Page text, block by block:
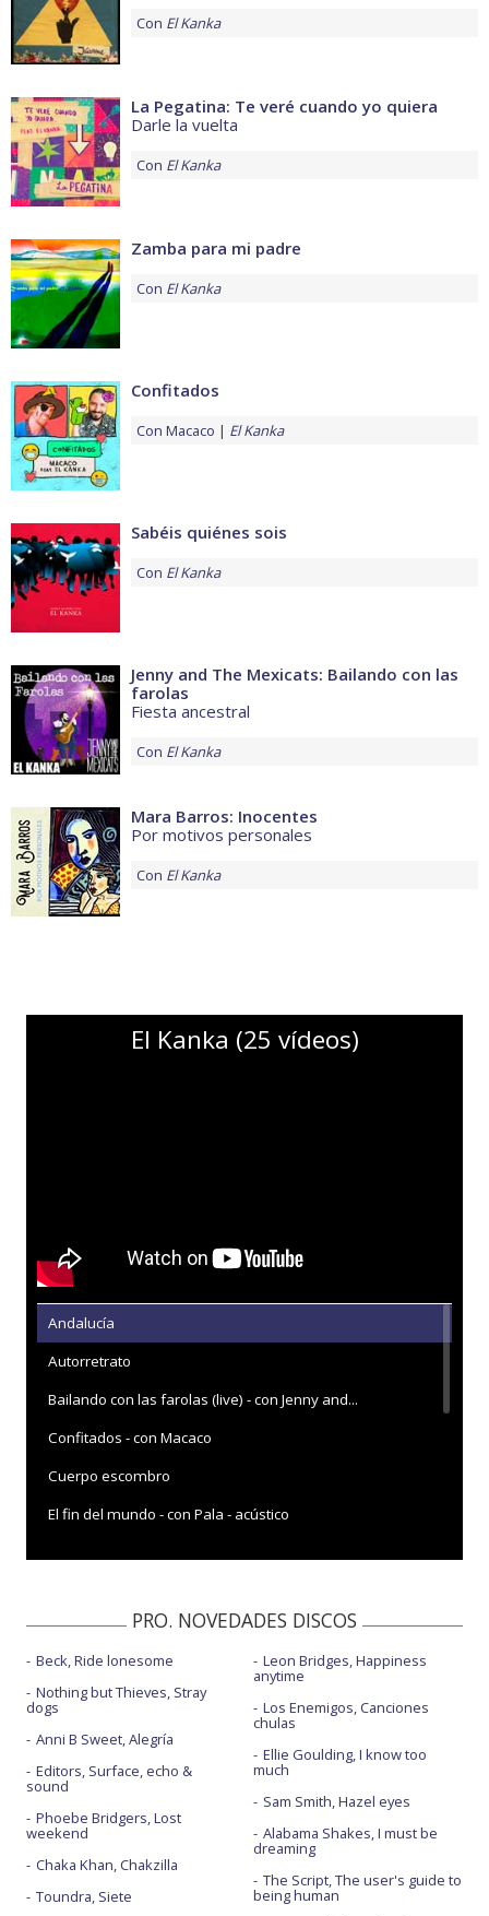
Con El Kanka
La Pegatina: Te veré cuando yo quiera
Darle la vuelta
Con El Kanka
Zamba para mi padre
Con El Kanka
Confitados
Con Macaco El Kanka
Sabéis quiénes sois
Con El Kanka
Jenny and The Mexicats: Bailando con las
farolas
Fiesta ancestral
Con El Kanka
Mara Barros: Inocentes
Por motivos personales
Con El Kanka
El Kanka (25 vídeos)
Andalucía
Autorretrato
Bailando con las farolas (live) - con Jenny and...
Confitados - con Macaco
Cuerpo escombro
El fin del mundo - con Pala - acústico
Limón - con Roy Borland
Me gustas - con Zenet
No se dice suerte
O algo
Para vivir - con Silvana Estrada
Payaso
Pensando en ti
Por tu olor - Abierto hasta las 2
PRO. NOVEDADES DISCOS
Beck, Ride lonesome
Nothing but Thieves, Stray
dogs
Anni B Sweet, Alegría
Editors, Surface, echo &
sound
Phoebe Bridgers, Lost
weekend
Chaka Khan, Chakzilla
Toundra, Siete
Leon Bridges, Happiness
anytime
Los Enemigos, Canciones
chulas
Ellie Goulding, I know too
much
Sam Smith, Hazel eyes
Alabama Shakes, I must be
dreaming
The Script, The user's guide to
being human